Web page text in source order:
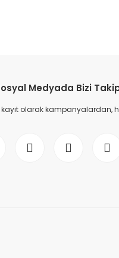
Medyada Bizi
kayıt olarak kampanyalardan,